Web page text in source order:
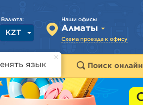
Наши офисы
Алматы
Схема проезда к офису
Валюта:
KZT
язык
туры Поиск онлайн